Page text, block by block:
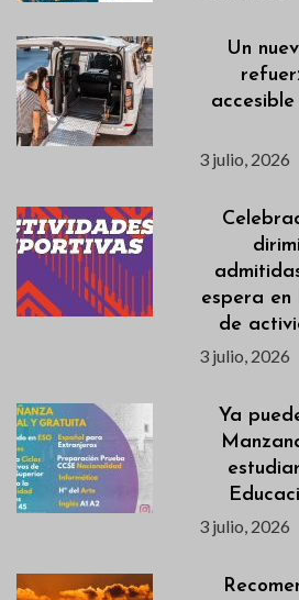
Un
3 julio, 2026
espera
de
3 julio, 2026
Ya
3 julio, 2026